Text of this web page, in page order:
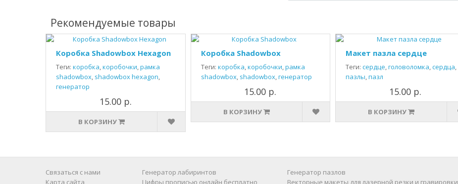
Рекомендуемые товары
Коробка Shadowbox Hexagon
Теги: коробка,коробочки,рамка
shadowbox, shadowbox hexagon,
генератор
15.00 р.
В КОРЗИНУ
Коробка Shadowbox
Теги: коробка,коробочки,рамка
shadowbox, shadowbox,генератор
15.00 р.
В КОРЗИНУ
Макет пазла сердце
Теги: сердце,головоломка,сердца,
пазлы,пазл
15.00 р.
В КОРЗИНУ
Связаться с нами
Карта сайта
Генератор лабиринтов
Цифры прописью онлайн бесплатно
Генератор пазлов
Векторные макеты для лазерной резки и гравировки